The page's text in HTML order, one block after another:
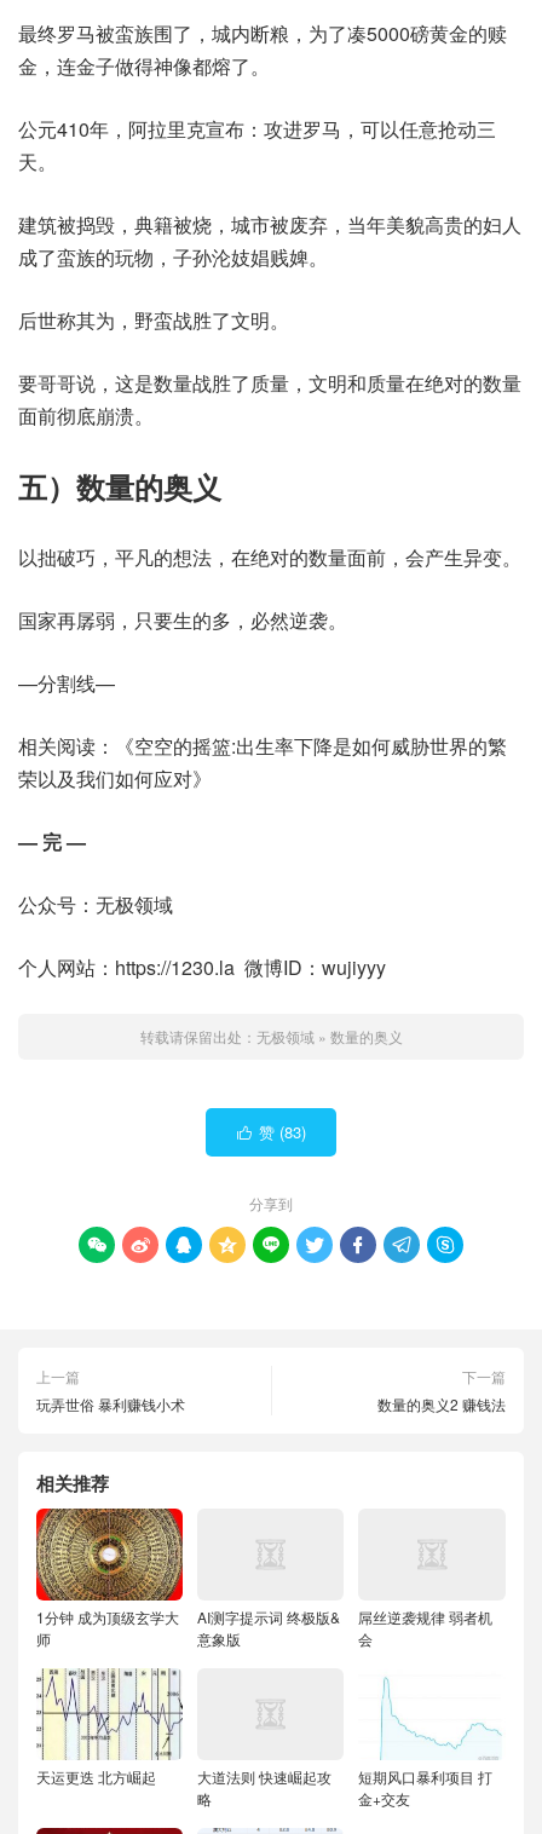
最终罗马被蛮族围了，城内断粮，为了凑5000磅黄金的赎
金，连金子做得神像都熔了。
公元410年，阿拉里克宣布：攻进罗马，可以任意抢动三
天。
建筑被捣毁，典籍被烧，城市被废弃，当年美貌高贵的妇人
成了蛮族的玩物，子孙沦妓娼贱婢。
后世称其为，野蛮战胜了文明。
要哥哥说，这是数量战胜了质量，文明和质量在绝对的数量
面前彻底崩溃。
五）数量的奥义
以拙破巧，平凡的想法，在绝对的数量面前，会产生异变。
国家再孱弱，只要生的多，必然逆袭。
—分割线—
相关阅读：《空空的摇篮:出生率下降是如何威胁世界的繁
荣以及我们如何应对》
— 完 —
公众号：无极领域
个人网站：https://1230.la 微博ID：wujiyyy
转载请保留出处： 无极领域 » 数量的奥义
 赞 (83)
分享到
        
上一篇
玩弄世俗 暴利赚钱小术
下一篇
数量的奥义2 赚钱法
相关推荐
1分钟 成为顶级玄学大
师
AI测字提示词 终极版&
意象版
屌丝逆袭规律 弱者机
会
天运更迭 北方崛起
大道法则 快速崛起攻
略
短期风口暴利项目 打
金+交友